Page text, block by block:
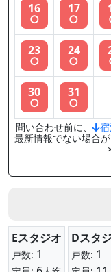
16
○
17
○
23
○
24
○
30
○
31
○
問い合わせ前に、
最新情報でない場合
Eスタジオ
戸数: 1
Dスタ
戸数: 1